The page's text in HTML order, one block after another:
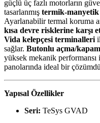
güçlü üç fazlı motorların
tasarlanmış termik-
Ayarlanabilir termal koruma
kısa devre risklerine karşı
Vida kelepçesi terminalleri
sağlar. Butonlu açma/
yüksek mekanik
panolarında ideal bir
Yapısal Özellikler
Seri: TeSys GVAD